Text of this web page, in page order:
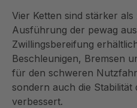
Vier Ketten sind stärker
Ausführung der pewag
Zwillingsbereifung
Beschleunigen, Bremsen
für den schweren
sondern auch die Stabilität
verbessert.